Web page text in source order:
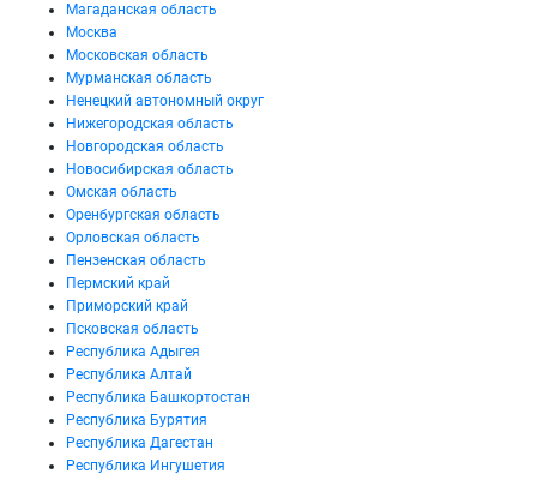
Магаданская область
Москва
Московская область
Мурманская область
Ненецкий автономный округ
Нижегородская область
Новгородская область
Новосибирская область
Омская область
Оренбургская область
Орловская область
Пензенская область
Пермский край
Приморский край
Псковская область
Республика Адыгея
Республика Алтай
Республика Башкортостан
Республика Бурятия
Республика Дагестан
Республика Ингушетия